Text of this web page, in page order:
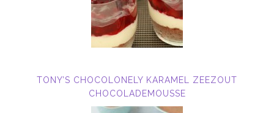
TONY’S CHOCOLONELY KARAMEL ZEEZOUT
CHOCOLADEMOUSSE